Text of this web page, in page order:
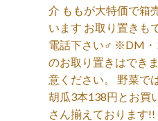
介 ももが大特価で箱
います お取り置きも
電話下さい‍♂️ ※DM・
のお取り置きはでき
意ください。 野菜で
胡瓜3本138円とお買
さん揃えております!!